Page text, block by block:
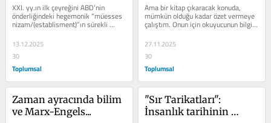
değiştirecek?
XXI. yy.ın ilk çeyreğini ABD’nin
önderliğindeki hegemonik “müesses
nizam/(establisment)”ın sürekli
bunalım kaosunun girdabında...
13.12.2025
30
Toplumsal
Ama bir kitap çıkaracak konuda,
mümkün olduğu kadar özet vermeye
çalıştım. Onun için okuyucunun bilgi
düşmelerini olağan...
27.11.2025
30
Toplumsal
Zaman ayracında bilim
ve Marx-Engels...
"Sır Tarikatları":
İnsanlık tarihinin